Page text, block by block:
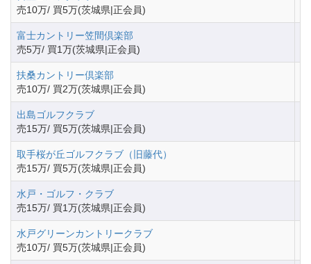
売10万/ 買5万(茨城県|正会員)
富士カントリー笠間倶楽部
売5万/ 買1万(茨城県|正会員)
扶桑カントリー倶楽部
売10万/ 買2万(茨城県|正会員)
出島ゴルフクラブ
売15万/ 買5万(茨城県|正会員)
取手桜が丘ゴルフクラブ（旧藤代）
売15万/ 買5万(茨城県|正会員)
水戸・ゴルフ・クラブ
売15万/ 買1万(茨城県|正会員)
水戸グリーンカントリークラブ
売10万/ 買5万(茨城県|正会員)